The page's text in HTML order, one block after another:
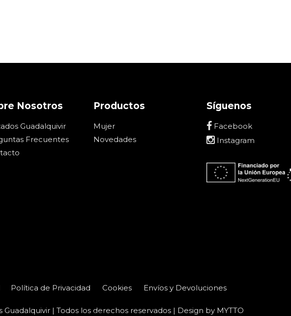
Nosotros
Guadalquivir
Frecuentes
Productos
Mujer
Novedades
Síguenos
Facebook
Instagram
Política de Privacidad Cookies Envíos y Devoluciones
Guadalquivir | Todos los derechos reservados | Design by MYTTO